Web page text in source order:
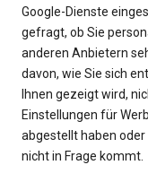
Google-Dienste
gefragt, ob Sie
anderen Anbietern
davon, wie Sie sich
Ihnen gezeigt wird,
Einstellungen für
abgestellt haben
nicht in Frage kommt.